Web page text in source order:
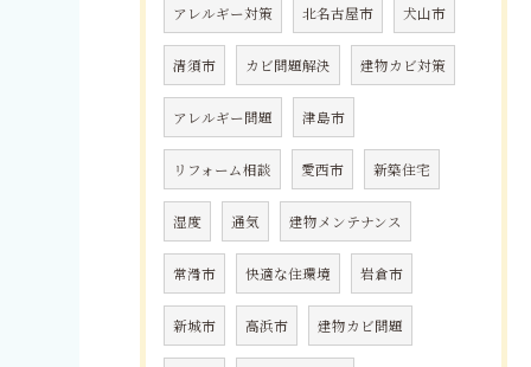
アレルギー対策 北名古屋市 犬山市
清須市 カビ問題解決 建物カビ対策
アレルギー問題 津島市
リフォーム相談 愛西市 新築住宅
湿度 通気 建物メンテナンス
常滑市 快適な住環境 岩倉市
新城市 高浜市 建物カビ問題